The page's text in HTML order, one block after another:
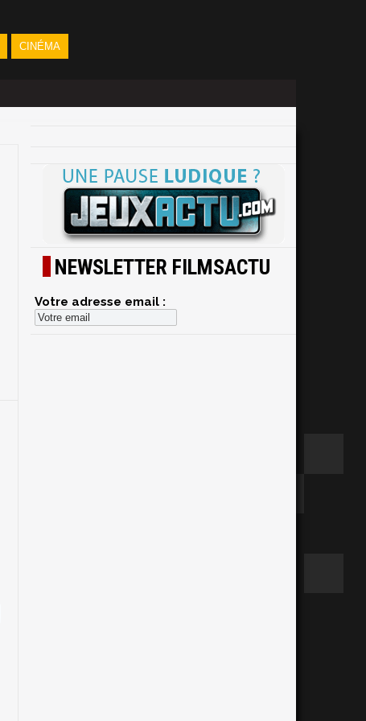
CINÉMA
NEWSLETTER FILMSACTU
Votre adresse email :